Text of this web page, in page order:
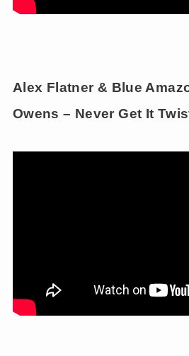
Alex Flatner & Blue
Owens – Never Get It